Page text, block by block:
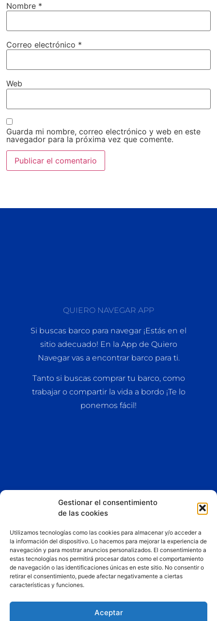
Gestionar el consentimiento
de las cookies
Utilizamos tecnologías como las cookies para almacenar y/o acceder a
la información del dispositivo. Lo hacemos para mejorar la experiencia de
navegación y para mostrar anuncios personalizados. El consentimiento a
estas tecnologías nos permitirá procesar datos como el comportamiento
de navegación o las identificaciones únicas en este sitio. No consentir o
retirar el consentimiento, puede afectar negativamente a ciertas
características y funciones.
Aceptar
Nombre *
Correo electrónico *
Web
Guarda mi nombre, correo electrónico y web en este
navegador para la próxima vez que comente.
QUIERO NAVEGAR APP
Si buscas barco para navegar ¡Estás en el
sitio adecuado! En la App de Quiero
Navegar vas a encontrar barco para ti.
Tanto si buscas comprar tu barco, como
trabajar o compartir la vida a bordo ¡Te lo
ponemos fácil!
Esta App y sitio web asociado son propiedad de
Dreams LTD
Consigue un 25% de descuento fijo en los planes de
hosting y mantenimiento web de Liberty Dreams LTD por
ser usuario de nuestra web.
Puedes reclamar esta oferta con el cupón